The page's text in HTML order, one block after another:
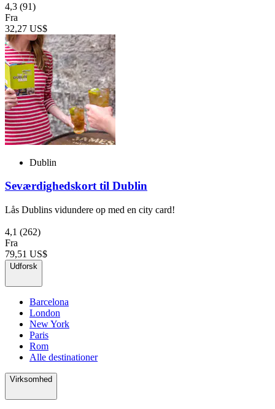
4,3 (91)
Fra
32,27 US$
Dublin
Seværdighedskort til Dublin
Lås Dublins vidundere op med en city card!
4,1 (262)
Fra
79,51 US$
Udforsk
Barcelona
London
New York
Paris
Rom
Alle destinationer
Virksomhed